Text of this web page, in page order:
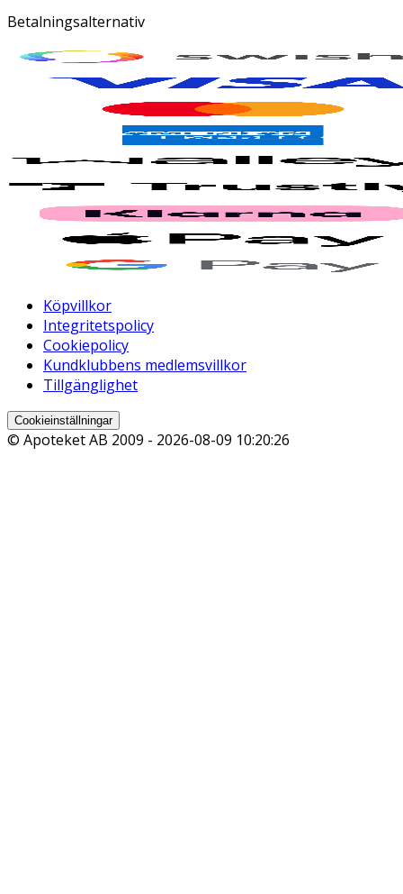
Betalningsalternativ
Köpvillkor
Integritetspolicy
Cookiepolicy
Kundklubbens medlemsvillkor
Tillgänglighet
Cookieinställningar
© Apoteket AB 2009 - 2026-08-09 10:20:26